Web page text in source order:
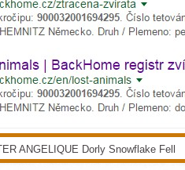
ANGELIQUE Dorly Snowflake Fell